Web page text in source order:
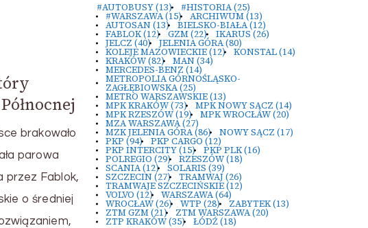
brakowało
parowa
przez Fablok,
o średniej
#AUTOBUSY(13) #HISTORIA(25)
#WARSZAWA(15) ARCHIWUM(13)
AUTOSAN(13) BIELSKO-BIAŁA(12)
FABLOK(12) GZM(22) IKARUS(26)
JELCZ (40) JELENIA GÓRA(80)
KOLEJE MAZOWIECKIE(12) KONSTAL(14)
KRAKÓW(82) MAN(34)
MERCEDES-BENZ (14)
METROPOLIA GÓRNOŚLĄSKO-
ZAGŁĘBIOWSKA(25)
METRO WARSZAWSKIE(13)
MPK KRAKÓW(73) MPK NOWY SĄCZ (14)
MPK RZESZÓW(19) MPK WROCŁAW(20)
MZA WARSZAWA(27)
MZK JELENIA GÓRA(86) NOWY SĄCZ (17)
PKP (94) PKP CARGO (12)
PKP INTERCITY(15) PKP PLK(16)
POLREGIO (29) RZESZÓW(18)
SCANIA(12) SOLARIS (39)
SZCZECIN(27) TRAMWAJ(26)
TRAMWAJE SZCZECIŃSKIE(12)
VOLVO (12) WARSZAWA(64)
WROCŁAW(26) WTP (28) ZABYTEK(13)
ZTM GZM(21) ZTM WARSZAWA(20)
ZTP KRAKÓW(35) ŁÓDŹ(18)